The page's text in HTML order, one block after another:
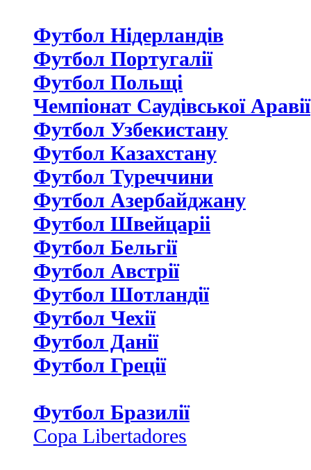
Футбол Нідерландiв
Футбол Португалії
Футбол Польщі
Чемпіонат Саудівської Аравії
Футбол Узбекистану
Футбол Казахстану
Футбол Туреччини
Футбол Азербайджану
Футбол Швейцаріі
Футбол Бельгії
Футбол Австрії
Футбол Шотландії
Футбол Чехії
Футбол Данії
Футбол Греції
Футбол Бразилії
Copa Libertadores